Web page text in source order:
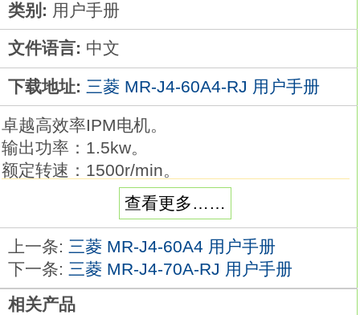
类别: 用户手册
文件语言: 中文
下载地址: 三菱 MR-J4-60A4-RJ 用户手册
卓越高效率IPM电机。
输出功率：1.5kw。
额定转速：1500r/min。
电压等级：400V。
IPM电机MM-EFS系列不可采用工频电源运行
驱动。
IPM电机的接线总长度不得超过100m。
1台变频器不能同时连接多台IPM电机。三菱电
机通用交流伺服放大器MELSERVO-J3系列。
查看更多……
上一条: 三菱 MR-J4-60A4 用户手册
下一条: 三菱 MR-J4-70A-RJ 用户手册
相关产品